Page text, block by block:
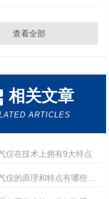
查看全部
相关文章
ARTICLES
仪在技术上拥有9大特点
标准气体配气仪的原理和特点有哪些呢？